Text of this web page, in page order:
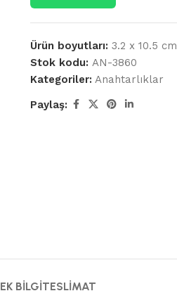
Ürün boyutları: 3.2 x 10.5 cm
Stok kodu: AN-3860
Kategoriler: Anahtarlıklar
Paylaş:
EK BILGITESLIMAT